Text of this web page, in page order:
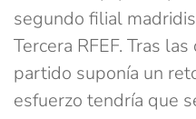
segundo filial
Tercera RFEF. Tras
partido suponía un
esfuerzo tendría que